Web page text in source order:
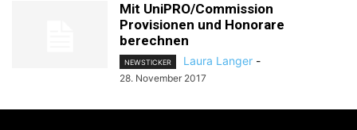
Mit UniPRO/Commission
Provisionen und Honorare
berechnen
NEWSTICKER Laura Langer -
28. November 2017